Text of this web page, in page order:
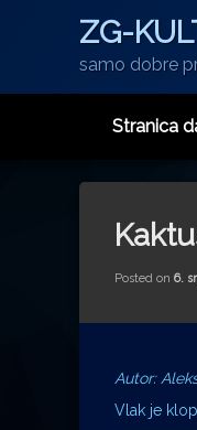
ZG-
samo dobre
Stranica
Posted on 6.
Autor:
Vlak je